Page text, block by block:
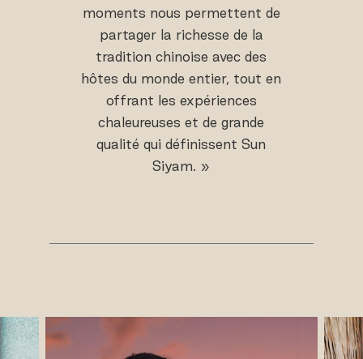
moments nous permettent de
partager la richesse de la
tradition chinoise avec des
hôtes du monde entier, tout en
offrant les expériences
chaleureuses et de grande
qualité qui définissent Sun
Siyam. »